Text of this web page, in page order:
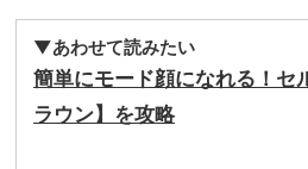
▼あわせて読みたい
簡単にモード顔になれる！セ
ラウン】を攻略